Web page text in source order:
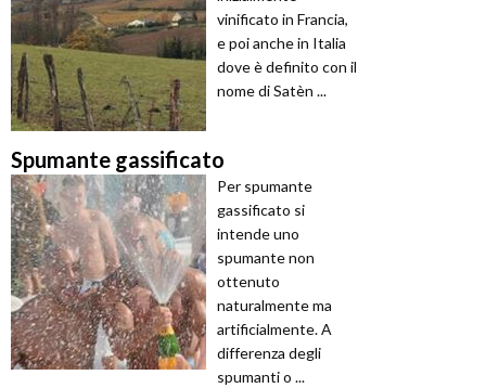
vinificato in Francia,
e poi anche in Italia
dove è definito con il
nome di Satèn ...
Spumante gassificato
Per spumante
gassificato si
intende uno
spumante non
ottenuto
naturalmente ma
artificialmente. A
differenza degli
spumanti o ...